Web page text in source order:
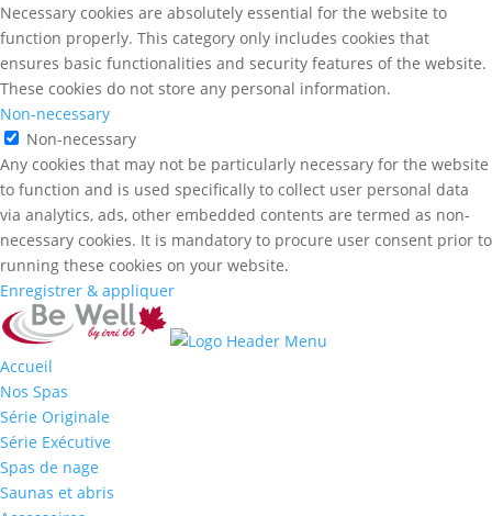
Necessary cookies are absolutely essential for the website to
function properly. This category only includes cookies that
ensures basic functionalities and security features of the website.
These cookies do not store any personal information.
Non-necessary
Non-necessary
Any cookies that may not be particularly necessary for the website
to function and is used specifically to collect user personal data
via analytics, ads, other embedded contents are termed as non-
necessary cookies. It is mandatory to procure user consent prior to
running these cookies on your website.
Enregistrer & appliquer
Accueil
Nos Spas
Série Originale
Série Exécutive
Spas de nage
Saunas et abris